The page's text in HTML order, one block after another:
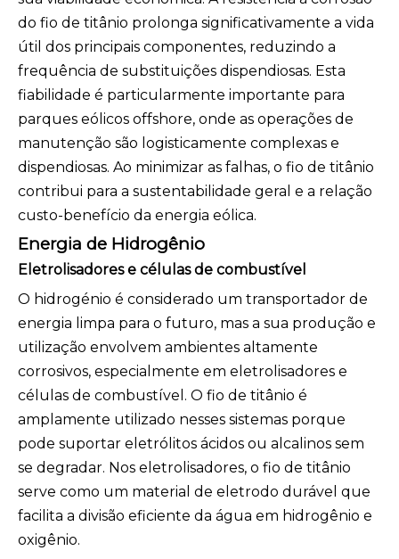
do fio de titânio prolonga significativamente a vida
útil dos principais componentes, reduzindo a
frequência de substituições dispendiosas. Esta
fiabilidade é particularmente importante para
parques eólicos offshore, onde as operações de
manutenção são logisticamente complexas e
dispendiosas. Ao minimizar as falhas, o fio de titânio
contribui para a sustentabilidade geral e a relação
custo-benefício da energia eólica.
Energia de Hidrogênio
Eletrolisadores e células de combustível
O hidrogénio é considerado um transportador de
energia limpa para o futuro, mas a sua produção e
utilização envolvem ambientes altamente
corrosivos, especialmente em eletrolisadores e
células de combustível. O fio de titânio é
amplamente utilizado nesses sistemas porque
pode suportar eletrólitos ácidos ou alcalinos sem
se degradar. Nos eletrolisadores, o fio de titânio
serve como um material de eletrodo durável que
facilita a divisão eficiente da água em hidrogênio e
oxigênio.